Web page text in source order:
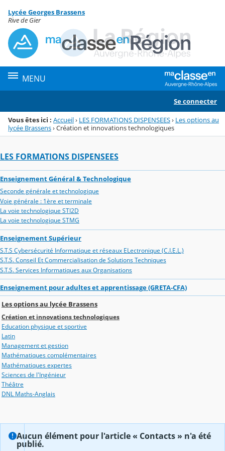
Menu de la rubrique
Contenu
Lycée Georges Brassens
Rive de Gier
MENU
Se connecter
Vous êtes ici : Accueil› LES FORMATIONS DISPENSEES› Les options au
lycée Brassens›Création et innovations technologiques
LES FORMATIONS DISPENSEES
Enseignement Général & Technologique
Seconde générale et technologique
Voie générale : 1ère et terminale
La voie technologique STI2D
La voie technologique STMG
Enseignement Supérieur
S.T.S Cybersécurité Informatique et réseaux ELectronique (C.I.E.L.)
S.T.S. Conseil Et Commercialisation de Solutions Techniques
S.T.S. Services Informatiques aux Organisations
Enseignement pour adultes et apprentissage (GRETA-CFA)
Les options au lycée Brassens
Création et innovations technologiques
Education physique et sportive
Latin
Management et gestion
Mathématiques complémentaires
Mathématiques expertes
Sciences de l'Ingénieur
Théâtre
DNL Maths-Anglais
Aucun élément pour l'article « Contacts » n'a été
publié.